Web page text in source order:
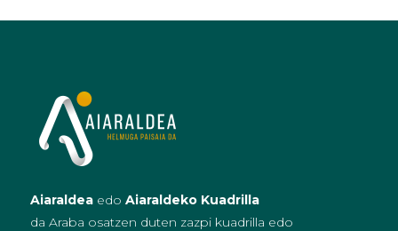
Aiaraldeaedo Aiaraldeko Kuadrilla
da Araba osatzen duten zazpi kuadrilla edo